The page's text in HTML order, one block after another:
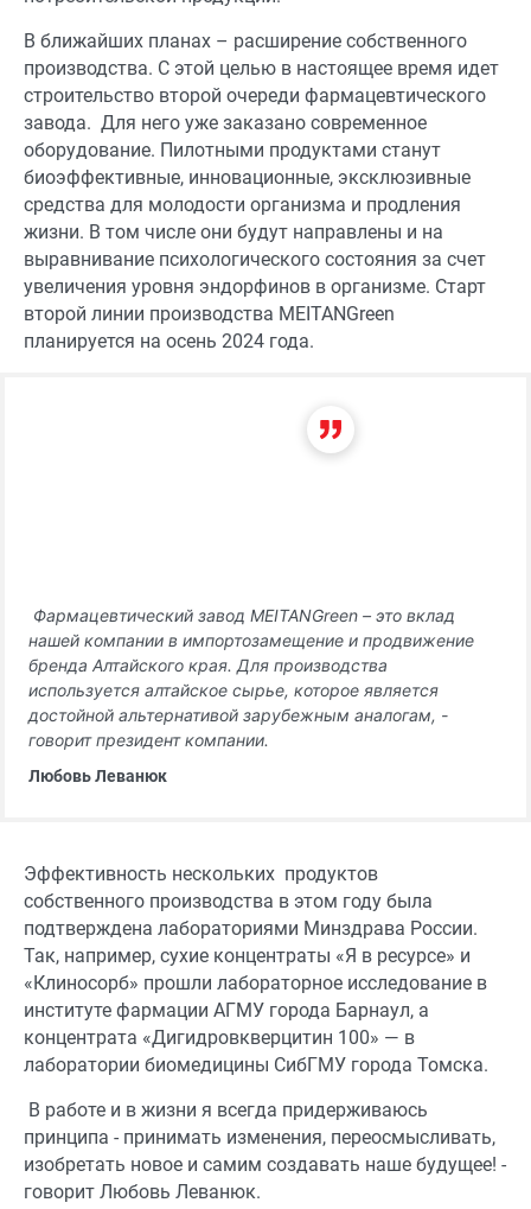
В ближайших планах – расширение собственного
производства. С этой целью в настоящее время идет
строительство второй очереди фармацевтического
завода. Для него уже заказано современное
оборудование. Пилотными продуктами станут
биоэффективные, инновационные, эксклюзивные
средства для молодости организма и продления
жизни. В том числе они будут направлены и на
выравнивание психологического состояния за счет
увеличения уровня эндорфинов в организме. Старт
второй линии производства MEITANGreen
планируется на осень 2024 года.
Фармацевтический завод MEITANGreen – это вклад
нашей компании в импортозамещение и продвижение
бренда Алтайского края. Для производства
используется алтайское сырье, которое является
достойной альтернативой зарубежным аналогам, -
говорит президент компании.
Любовь Леванюк
Эффективность нескольких продуктов
собственного производства в этом году была
подтверждена лабораториями Минздрава России.
Так, например, сухие концентраты «Я в ресурсе» и
«Клиносорб» прошли лабораторное исследование в
институте фармации АГМУ города Барнаул, а
концентрата «Дигидровкверцитин 100» — в
лаборатории биомедицины СибГМУ города Томска.
В работе и в жизни я всегда придерживаюсь
принципа - принимать изменения, переосмысливать,
изобретать новое и самим создавать наше будущее! -
говорит Любовь Леванюк.